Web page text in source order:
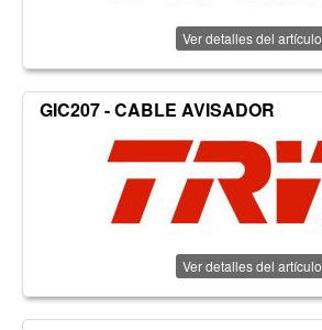
Ver detalles del artículo
GIC207 - CABLE AVISADOR
Ver detalles del artículo